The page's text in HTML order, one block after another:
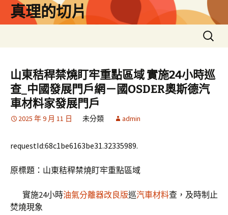
真理的切片
搜
尋
鍵
字:
山東秸稈禁燒盯牢重點區域 實施24小時巡
查_中國發展門戶網－國OSDER奧斯德汽
車材料家發展門戶
2025 年 9 月 11 日 未分類 admin
requestId:68c1be6163be31.32335989.
原標題：山東秸稈禁燒盯牢重點區域
實施24小時油氣分離器改良版巡汽車材料查，及時制止
焚燒現象